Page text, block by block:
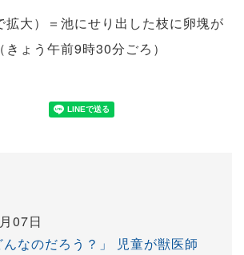
拡大）＝池にせり出した枝に卵塊が
ょう午前9時30分ごろ）
07日
んなのだろう？」 児童が獣医師